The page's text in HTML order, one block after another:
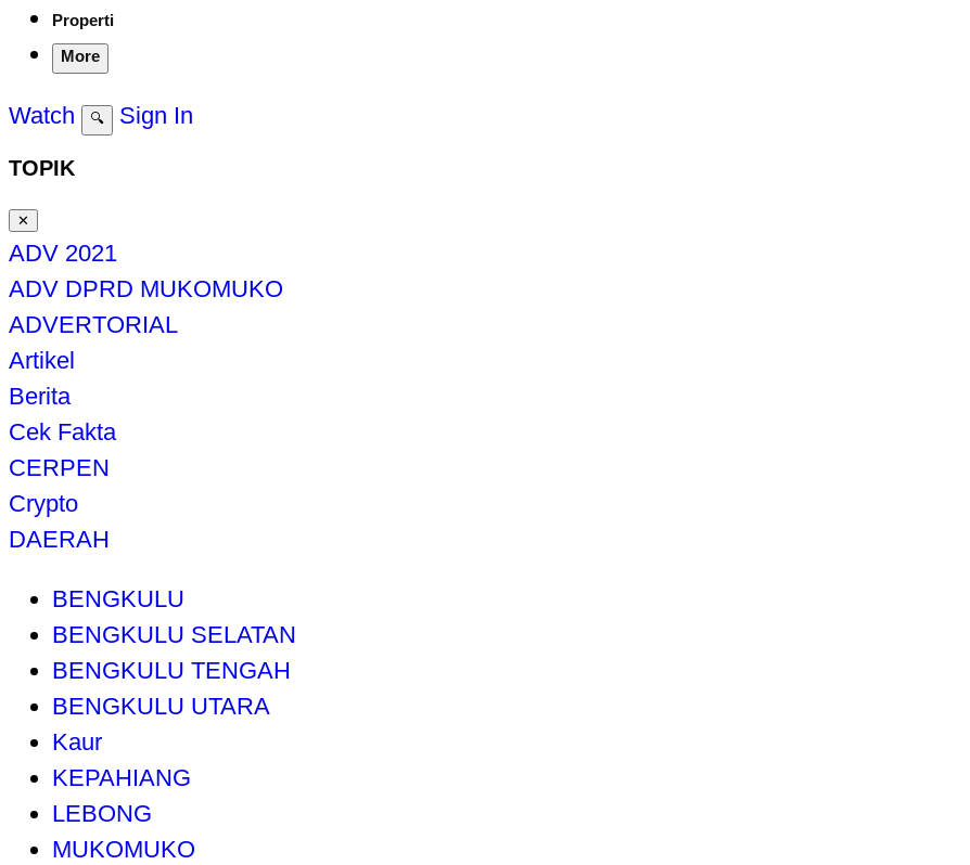
Properti
More
Watch 🔍 Sign In
TOPIK
✕
ADV 2021
ADV DPRD MUKOMUKO
ADVERTORIAL
Artikel
Berita
Cek Fakta
CERPEN
Crypto
DAERAH
BENGKULU
BENGKULU SELATAN
BENGKULU TENGAH
BENGKULU UTARA
Kaur
KEPAHIANG
LEBONG
MUKOMUKO